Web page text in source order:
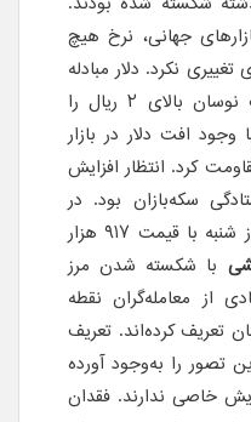
جهانی، نرخ هیچ
نکرد. دلار مبادله
ای از تاریخ ۸شهریور به ندرت نوسان بالای ۲ ریال را
افت دلار در بازار
کرد. انتظار افزایش
سکه‌بازان بود. در
دومین روز هفته، سکه مانند روز شنبه با قیمت ۹۱۷ هزار
با شکسته شدن مرز
زیادی از معامله‌گران نقطه
جدید را رقم ۳۳۹۰ تومان تعریف کرده‌اند. تعریف
تصور را به‌وجود آورده
خاصی ندارند. فقدان